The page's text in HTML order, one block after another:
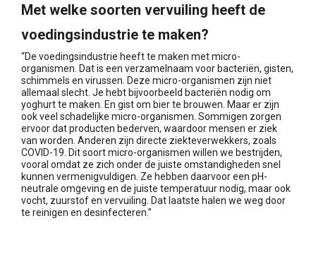
Met welke soorten vervuiling heeft de
voedingsindustrie te maken?
“De voedingsindustrie heeft te maken met micro-
organismen. Dat is een verzamelnaam voor bacteriën, gisten,
schimmels en virussen. Deze micro-organismen zijn niet
allemaal slecht. Je hebt bijvoorbeeld bacteriën nodig om
yoghurt te maken. En gist om bier te brouwen. Maar er zijn
ook veel schadelijke micro-organismen. Sommigen zorgen
ervoor dat producten bederven, waardoor mensen er ziek
van worden. Anderen zijn directe ziekteverwekkers, zoals
COVID-19. Dit soort micro-organismen willen we bestrijden,
vooral omdat ze zich onder de juiste omstandigheden snel
kunnen vermenigvuldigen. Ze hebben daarvoor een pH-
neutrale omgeving en de juiste temperatuur nodig, maar ook
vocht, zuurstof en vervuiling. Dat laatste halen we weg door
te reinigen en desinfecteren.”